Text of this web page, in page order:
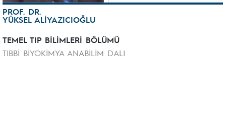
PROF. DR.
YÜKSEL ALİYAZICIOĞLU
TEMEL TIP BİLİMLERİ BÖLÜMÜ
TIBBİ BİYOKİMYA ANABİLİM DALI